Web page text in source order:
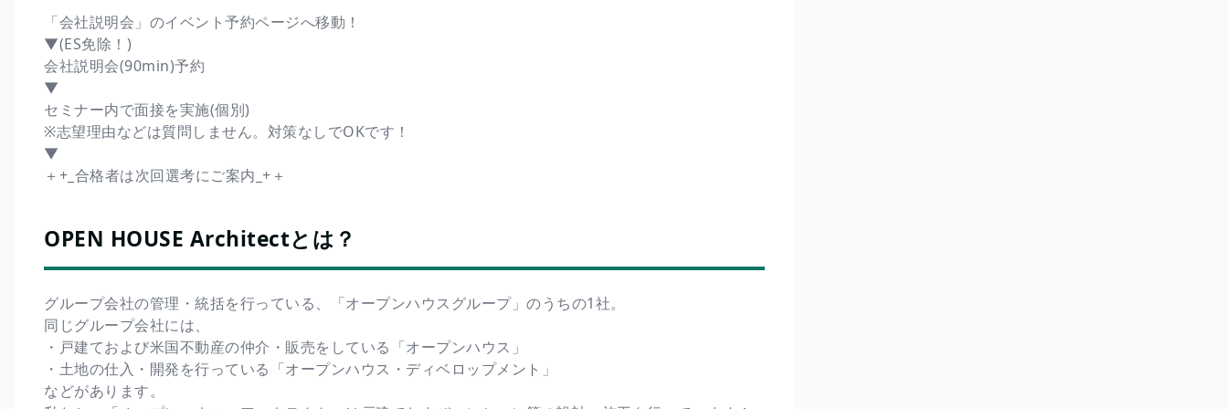
「会社説明会」のイベント予約ページへ移動！
▼(ES免除！)
会社説明会(90min)予約
▼
セミナー内で面接を実施(個別)
※志望理由などは質問しません。対策なしでOKです！
▼
＋+_合格者は次回選考にご案内_+＋
OPEN HOUSE Architectとは？
グループ会社の管理・統括を行っている、「オープンハウスグループ」のうちの1社。
同じグループ会社には、
・戸建ておよび米国不動産の仲介・販売をしている「オープンハウス」
・土地の仕入・開発を行っている「オープンハウス・ディベロップメント」
などがあります。